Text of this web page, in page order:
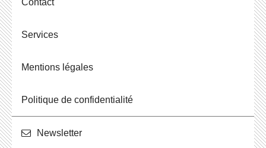
Contact
Ser­vices
Men­tions légales
Po­li­tique de confidentialité
News­let­ter